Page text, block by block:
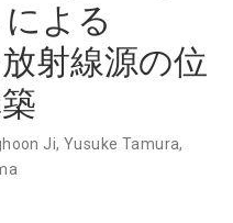
よる
射線源の位
Ji, Yusuke Tamura,